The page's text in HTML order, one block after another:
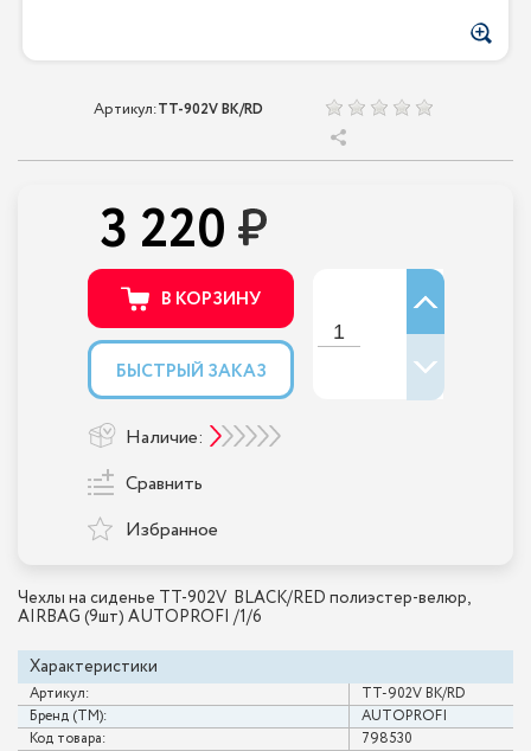
Артикул:TT-902V BK/RD
Чехлы на сиденье TT-902V BLACK/RED полиэстер-велюр,
AIRBAG (9шт) AUTOPROFI /1/6
Характеристики
Артикул:
TT-902V BK/RD
Бренд (ТМ):
AUTOPROFI
Код товара:
798530
3 220
В КОРЗИНУ
БЫСТРЫЙ ЗАКАЗ
Наличие:
Сравнить
Избранное